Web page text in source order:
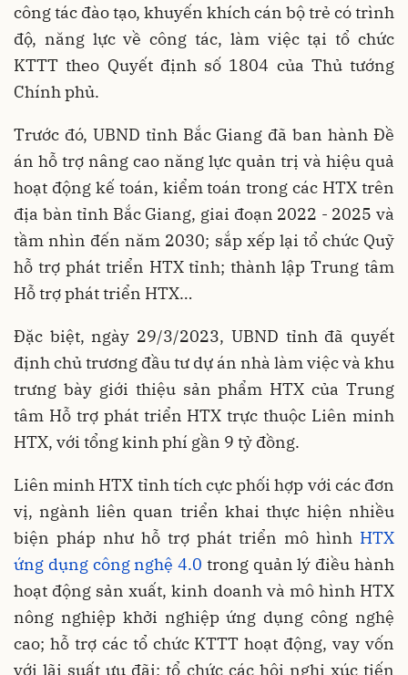
công tác đào tạo, khuyến khích cán bộ trẻ có trình
độ, năng lực về công tác, làm việc tại tổ chức
KTTT theo Quyết định số 1804 của Thủ tướng
Chính phủ.
Trước đó, UBND tỉnh Bắc Giang đã ban hành Đề
án hỗ trợ nâng cao năng lực quản trị và hiệu quả
hoạt động kế toán, kiểm toán trong các HTX trên
địa bàn tỉnh Bắc Giang, giai đoạn 2022 - 2025 và
tầm nhìn đến năm 2030; sắp xếp lại tổ chức Quỹ
hỗ trợ phát triển HTX tỉnh; thành lập Trung tâm
Hỗ trợ phát triển HTX…
Đặc biệt, ngày 29/3/2023, UBND tỉnh đã quyết
định chủ trương đầu tư dự án nhà làm việc và khu
trưng bày giới thiệu sản phẩm HTX của Trung
tâm Hỗ trợ phát triển HTX trực thuộc Liên minh
HTX, với tổng kinh phí gần 9 tỷ đồng.
Liên minh HTX tỉnh tích cực phối hợp với các đơn
vị, ngành liên quan triển khai thực hiện nhiều
biện pháp như hỗ trợ phát triển mô hình HTX
ứng dụng công nghệ 4.0 trong quản lý điều hành
hoạt động sản xuất, kinh doanh và mô hình HTX
nông nghiệp khởi nghiệp ứng dụng công nghệ
cao; hỗ trợ các tổ chức KTTT hoạt động, vay vốn
với lãi suất ưu đãi; tổ chức các hội nghị xúc tiến